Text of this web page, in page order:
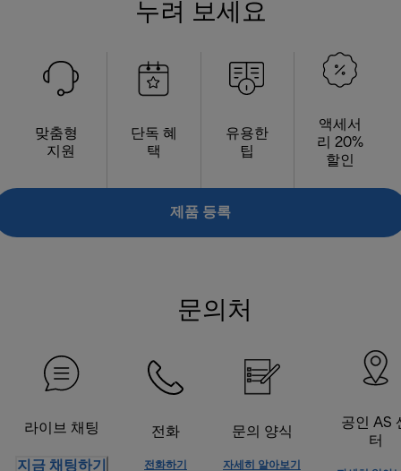
누려 보세요
맞춤형
지원
단독 혜
택
유용한
팁
액세서
리 20%
할인
제품 등록
문의처
라이브 채팅
지금 채팅하기
전화
전화하기
문의 양식
자세히 알아보기
공인 AS
터